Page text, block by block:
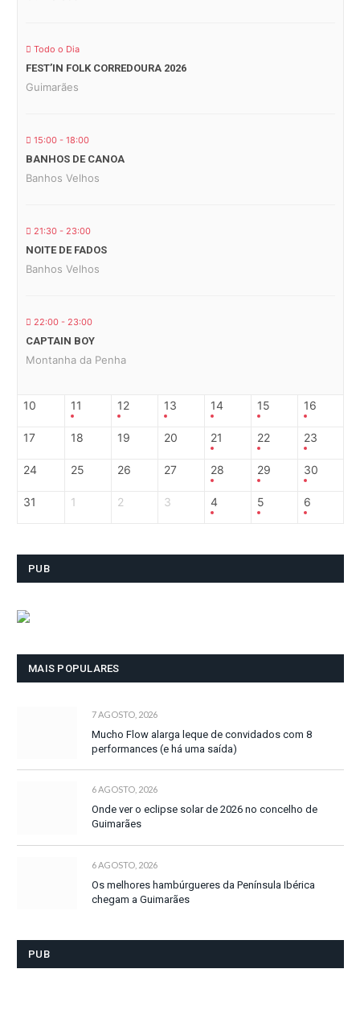
Todo o Dia
FEST’IN FOLK CORREDOURA 2026
Guimarães
15:00 - 18:00
BANHOS DE CANOA
Banhos Velhos
21:30 - 23:00
NOITE DE FADOS
Banhos Velhos
22:00 - 23:00
CAPTAIN BOY
Montanha da Penha
10 11 12 13 14 15 16
17 18 19 20 21 22 23
24 25 26 27 28 29 30
31 1 2 3 4 5 6
PUB
MAIS POPULARES
7 AGOSTO, 2026
Mucho Flow alarga leque de convidados com 8
performances (e há uma saída)
6 AGOSTO, 2026
Onde ver o eclipse solar de 2026 no concelho de
Guimarães
6 AGOSTO, 2026
Os melhores hambúrgueres da Península Ibérica
chegam a Guimarães
PUB